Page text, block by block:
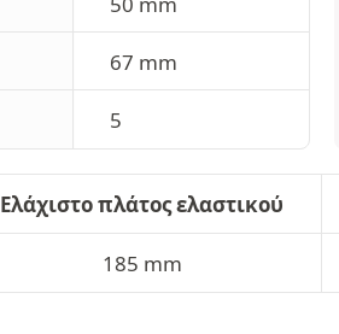
67 mm
5
Ελάχιστο πλάτος ελαστικού
185 mm